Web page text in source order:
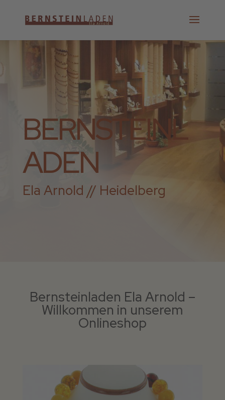
BERNSTEINL
ADEN
Ela Arnold // Heidelberg
Bernsteinladen Ela Arnold –
Willkommen in unserem
Onlineshop